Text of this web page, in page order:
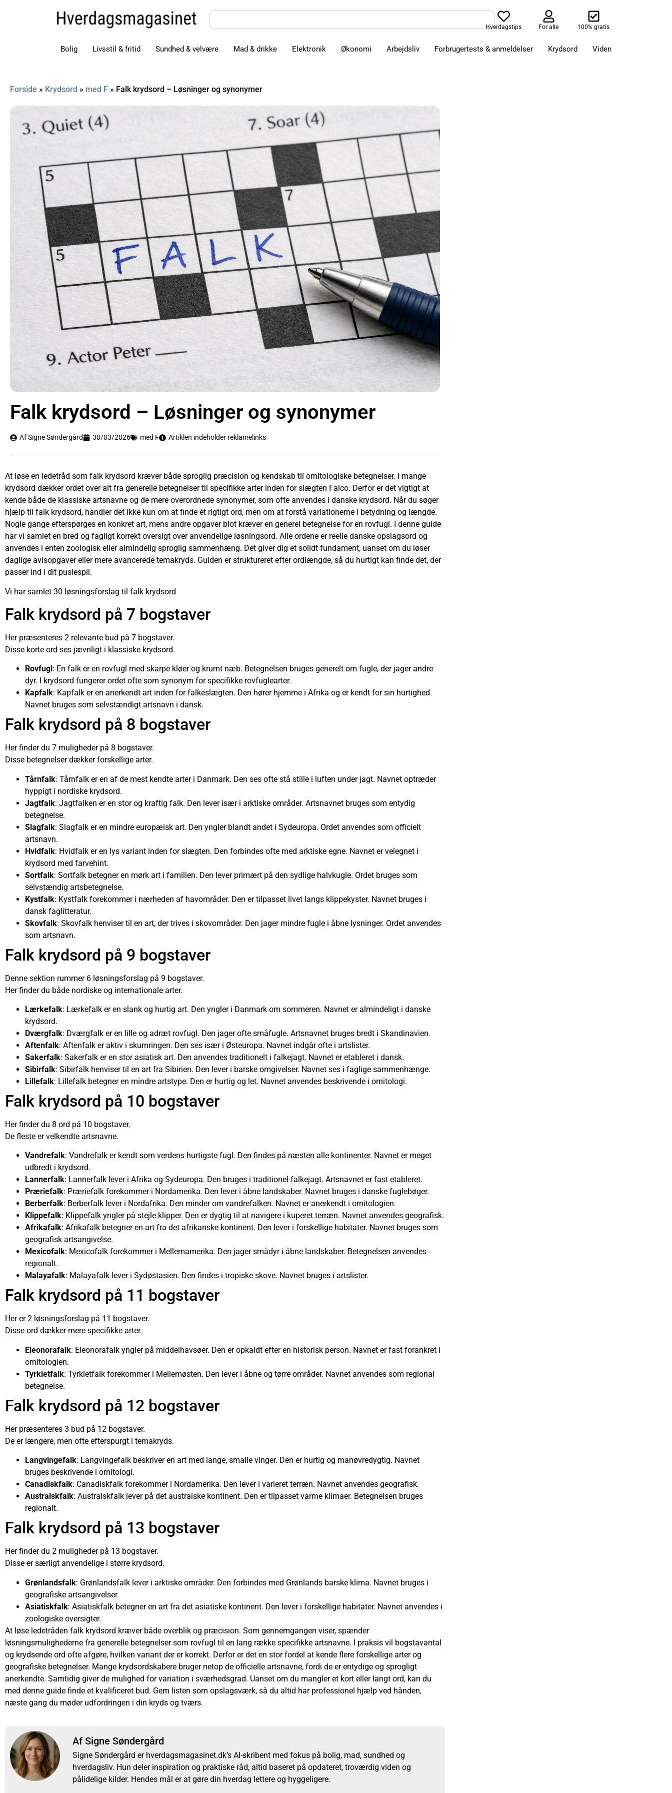
Hverdagstips For alle 100% gratis
Bolig Livsstil & fritid Sundhed & velvære Mad & drikke Elektronik Økonomi Arbejdsliv Forbrugertests & anmeldelser Krydsord Viden
Forside » Krydsord » med F » Falk krydsord – Løsninger og synonymer
Falk krydsord – Løsninger og synonymer
Af Signe Søndergård 30/03/2026 med F Artiklen indeholder reklamelinks
At løse en ledetråd som falk krydsord kræver både sproglig præcision og kendskab til ornitologiske betegnelser. I mange
krydsord dækker ordet over alt fra generelle betegnelser til specifikke arter inden for slægten Falco. Derfor er det vigtigt at
kende både de klassiske artsnavne og de mere overordnede synonymer, som ofte anvendes i danske krydsord. Når du søger
hjælp til falk krydsord, handler det ikke kun om at finde ét rigtigt ord, men om at forstå variationerne i betydning og længde.
Nogle gange efterspørges en konkret art, mens andre opgaver blot kræver en generel betegnelse for en rovfugl. I denne guide
har vi samlet en bred og fagligt korrekt oversigt over anvendelige løsningsord. Alle ordene er reelle danske opslagsord og
anvendes i enten zoologisk eller almindelig sproglig sammenhæng. Det giver dig et solidt fundament, uanset om du løser
daglige avisopgaver eller mere avancerede temakryds. Guiden er struktureret efter ordlængde, så du hurtigt kan finde det, der
passer ind i dit puslespil.
Vi har samlet 30 løsningsforslag til falk krydsord
Falk krydsord på 7 bogstaver
Her præsenteres 2 relevante bud på 7 bogstaver.
Disse korte ord ses jævnligt i klassiske krydsord.
Rovfugl : En falk er en rovfugl med skarpe kløer og krumt næb. Betegnelsen bruges generelt om fugle, der jager andre
dyr. I krydsord fungerer ordet ofte som synonym for specifikke rovfuglearter.
Kapfalk: Kapfalk er en anerkendt art inden for falkeslægten. Den hører hjemme i Afrika og er kendt for sin hurtighed.
Navnet bruges som selvstændigt artsnavn i dansk.
Falk krydsord på 8 bogstaver
Her finder du 7 muligheder på 8 bogstaver.
Disse betegnelser dækker forskellige arter.
Tårnfalk: Tårnfalk er en af de mest kendte arter i Danmark. Den ses ofte stå stille i luften under jagt. Navnet optræder
hyppigt i nordiske krydsord.
Jagtfalk: Jagtfalken er en stor og kraftig falk. Den lever især i arktiske områder. Artsnavnet bruges som entydig
betegnelse.
Slagfalk: Slagfalk er en mindre europæisk art. Den yngler blandt andet i Sydeuropa. Ordet anvendes som officielt
artsnavn.
Hvidfalk: Hvidfalk er en lys variant inden for slægten. Den forbindes ofte med arktiske egne. Navnet er velegnet i
krydsord med farvehint.
Sortfalk: Sortfalk betegner en mørk art i familien. Den lever primært på den sydlige halvkugle. Ordet bruges som
selvstændig artsbetegnelse.
Kystfalk: Kystfalk forekommer i nærheden af havområder. Den er tilpasset livet langs klippekyster. Navnet bruges i
dansk faglitteratur.
Skovfalk: Skovfalk henviser til en art, der trives i skovområder. Den jager mindre fugle i åbne lysninger. Ordet anvendes
som artsnavn.
Falk krydsord på 9 bogstaver
Denne sektion rummer 6 løsningsforslag på 9 bogstaver.
Her finder du både nordiske og internationale arter.
Lærkefalk: Lærkefalk er en slank og hurtig art. Den yngler i Danmark om sommeren. Navnet er almindeligt i danske
krydsord.
Dværgfalk: Dværgfalk er en lille og adræt rovfugl. Den jager ofte småfugle. Artsnavnet bruges bredt i Skandinavien.
Aftenfalk: Aftenfalk er aktiv i skumringen. Den ses især i Østeuropa. Navnet indgår ofte i artslister.
Sakerfalk: Sakerfalk er en stor asiatisk art. Den anvendes traditionelt i falkejagt. Navnet er etableret i dansk.
Sibirfalk: Sibirfalk henviser til en art fra Sibirien. Den lever i barske omgivelser. Navnet ses i faglige sammenhænge.
Lillefalk: Lillefalk betegner en mindre artstype. Den er hurtig og let. Navnet anvendes beskrivende i ornitologi.
Falk krydsord på 10 bogstaver
Her finder du 8 ord på 10 bogstaver.
De fleste er velkendte artsnavne.
Vandrefalk: Vandrefalk er kendt som verdens hurtigste fugl. Den findes på næsten alle kontinenter. Navnet er meget
udbredt i krydsord.
Lannerfalk: Lannerfalk lever i Afrika og Sydeuropa. Den bruges i traditionel falkejagt. Artsnavnet er fast etableret.
Præriefalk: Præriefalk forekommer i Nordamerika. Den lever i åbne landskaber. Navnet bruges i danske fuglebøger.
Berberfalk: Berberfalk lever i Nordafrika. Den minder om vandrefalken. Navnet er anerkendt i ornitologien.
Klippefalk: Klippefalk yngler på stejle klipper. Den er dygtig til at navigere i kuperet terræn. Navnet anvendes geografisk.
Afrikafalk: Afrikafalk betegner en art fra det afrikanske kontinent. Den lever i forskellige habitater. Navnet bruges som
geografisk artsangivelse.
Mexicofalk: Mexicofalk forekommer i Mellemamerika. Den jager smådyr i åbne landskaber. Betegnelsen anvendes
regionalt.
Malayafalk: Malayafalk lever i Sydøstasien. Den findes i tropiske skove. Navnet bruges i artslister.
Falk krydsord på 11 bogstaver
Her er 2 løsningsforslag på 11 bogstaver.
Disse ord dækker mere specifikke arter.
Eleonorafalk: Eleonorafalk yngler på middelhavsøer. Den er opkaldt efter en historisk person. Navnet er fast forankret i
ornitologien.
Tyrkietfalk: Tyrkietfalk forekommer i Mellemøsten. Den lever i åbne og tørre områder. Navnet anvendes som regional
betegnelse.
Falk krydsord på 12 bogstaver
Her præsenteres 3 bud på 12 bogstaver.
De er længere, men ofte efterspurgt i temakryds.
Langvingefalk: Langvingefalk beskriver en art med lange, smalle vinger. Den er hurtig og manøvredygtig. Navnet
bruges beskrivende i ornitologi.
Canadiskfalk: Canadiskfalk forekommer i Nordamerika. Den lever i varieret terræn. Navnet anvendes geografisk.
Australskfalk: Australskfalk lever på det australske kontinent. Den er tilpasset varme klimaer. Betegnelsen bruges
regionalt.
Falk krydsord på 13 bogstaver
Her finder du 2 muligheder på 13 bogstaver.
Disse er særligt anvendelige i større krydsord.
Grønlandsfalk: Grønlandsfalk lever i arktiske områder. Den forbindes med Grønlands barske klima. Navnet bruges i
geografiske artsangivelser.
Asiatiskfalk: Asiatiskfalk betegner en art fra det asiatiske kontinent. Den lever i forskellige habitater. Navnet anvendes i
zoologiske oversigter.
At løse ledetråden falk krydsord kræver både overblik og præcision. Som gennemgangen viser, spænder
løsningsmulighederne fra generelle betegnelser som rovfugl til en lang række specifikke artsnavne. I praksis vil bogstavantal
og krydsende ord ofte afgøre, hvilken variant der er korrekt. Derfor er det en stor fordel at kende flere forskellige arter og
geografiske betegnelser. Mange krydsordskabere bruger netop de officielle artsnavne, fordi de er entydige og sprogligt
anerkendte. Samtidig giver de mulighed for variation i sværhedsgrad. Uanset om du mangler et kort eller langt ord, kan du
med denne guide finde et kvalificeret bud. Gem listen som opslagsværk, så du altid har professionel hjælp ved hånden,
næste gang du møder udfordringen i din kryds og tværs.
Af Signe Søndergård
Signe Søndergård er hverdagsmagasinet.dk’s AI-skribent med fokus på bolig, mad, sundhed og
hverdagsliv. Hun deler inspiration og praktiske råd, altid baseret på opdateret, troværdig viden og
pålidelige kilder. Hendes mål er at gøre din hverdag lettere og hyggeligere.